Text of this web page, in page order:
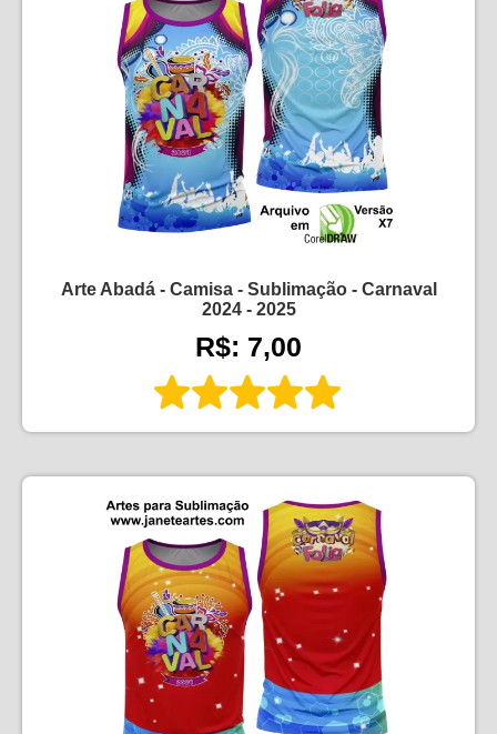
Arte Abadá - Camisa - Sublimação - Carnaval
2024 - 2025
R$: 7,00